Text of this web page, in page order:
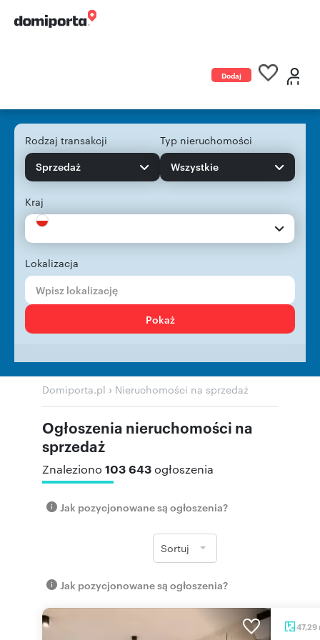
Dodaj
Rodzaj transakcji
Sprzedaż
Typ nieruchomości
Wszystkie
Kraj
Lokalizacja
Pokaż
Domiporta.pl › Nieruchomości na sprzedaż
Ogłoszenia nieruchomości na
sprzedaż
Znaleziono 103 643ogłoszenia
Jak pozycjonowane są ogłoszenia?
Sortuj
Jak pozycjonowane są ogłoszenia?
47,29